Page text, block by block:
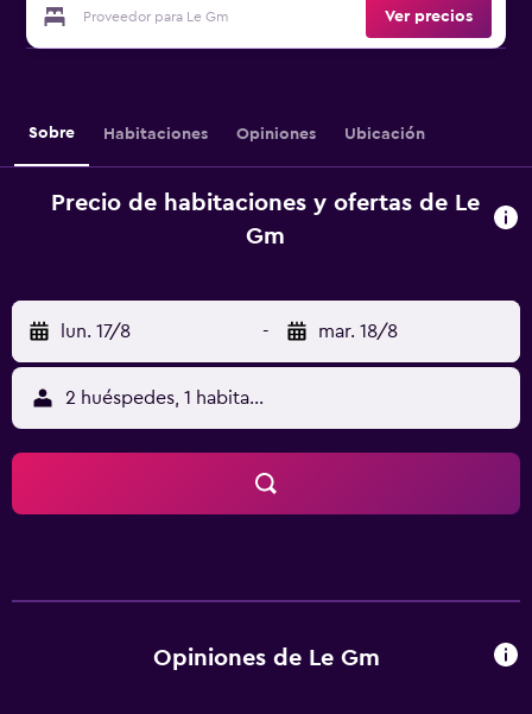
Proveedor para Le Gm Ver precios
Sobre Habitaciones Opiniones Ubicación
Precio de habitaciones y ofertas de Le
Gm
lun. 17/8 - mar. 18/8
2 huéspedes, 1 habitación
Opiniones de Le Gm